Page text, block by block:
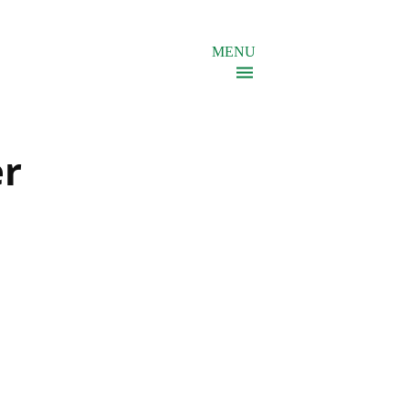
MENU